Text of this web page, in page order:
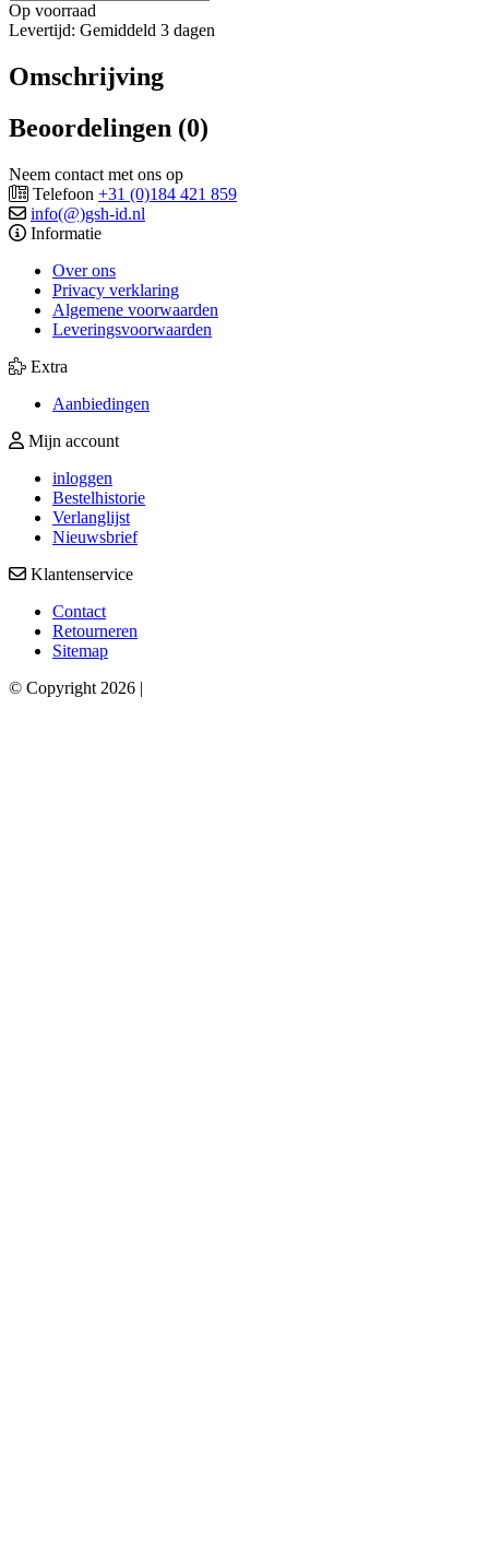
Op voorraad
Levertijd: Gemiddeld 3 dagen
Omschrijving
Beoordelingen (0)
Neem contact met ons op
Telefoon +31 (0)184 421 859
info(@)gsh-id.nl
Informatie
Over ons
Privacy verklaring
Algemene voorwaarden
Leveringsvoorwaarden
Extra
Aanbiedingen
Mijn account
inloggen
Bestelhistorie
Verlanglijst
Nieuwsbrief
Klantenservice
Contact
Retourneren
Sitemap
© Copyright 2026 |